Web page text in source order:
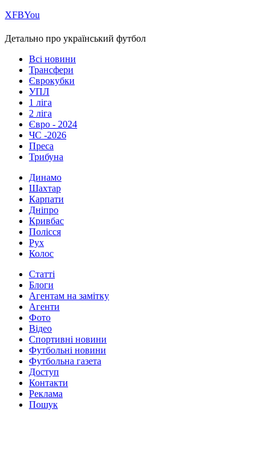
ХFBYou
Детально про український футбол
Всі новини
Трансфери
Єврокубки
УПЛ
1 ліга
2 ліга
Євро - 2024
ЧС -2026
Преса
Трибуна
Динамо
Шахтар
Карпати
Дніпро
Кривбас
Полісся
Рух
Колос
Статті
Блоги
Агентам на замітку
Агенти
Фото
Відео
Спортивні новини
Футбольні новини
Футбольна газета
Доступ
Контакти
Реклама
Пошук